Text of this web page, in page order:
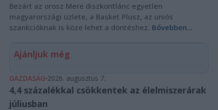
Bezárt az orosz Mere diszkontlánc egyetlen
magyarországi üzlete, a Basket Plusz, az uniós
szankcióknak is köze lehet a döntéshez. Bővebben...
Ajánljuk még
GAZDASÁG 2026. augusztus 7.
4,4 százalékkal csökkentek az élelmiszerárak
júliusban